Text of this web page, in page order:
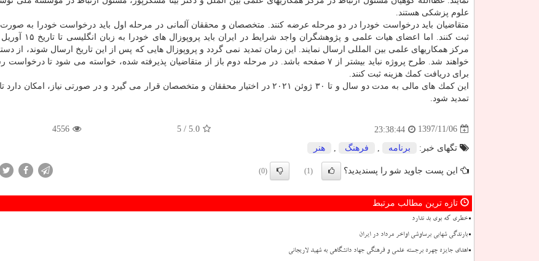
علوم پزشكی هستند.
متقاضیان باید درخواست خودرا در دو مرحله عرضه كنند. متخصصان و محققان آلمانی در مرحله اول باید درخواست خودرا به صورت
مركز همكاریهای علمی بین المللی ارسال نمایند. این زمان تمدید نمی گردد و پروپوزال هایی كه پس از این تاریخ ارسال شوند، از
خواهند شد. طرح پروژه نباید بیشتر از ۷ صفحه باشد. در مرحله دوم باز از متقاضیان پذیرفته شده، خواسته می شود تا
برای دریافت كمك هزینه ثبت كنند.
تمدید شود.
1397/11/06
23:38:44
5.0
/ 5
4556
تگهای خبر: برنامه فرهنگ هنر
این پست جاوید شو را پسندیدید؟ (1)
(0)
تازه ترین مطالب مرتبط
خطری که بوی بد ندارد
بارندگی شهابی برساوشی اواخر مرداد در ایران
اهدای جایزه چهره برجسته علمی و فرهنگی جهاد دانشگاهی به شهید لاریجانی